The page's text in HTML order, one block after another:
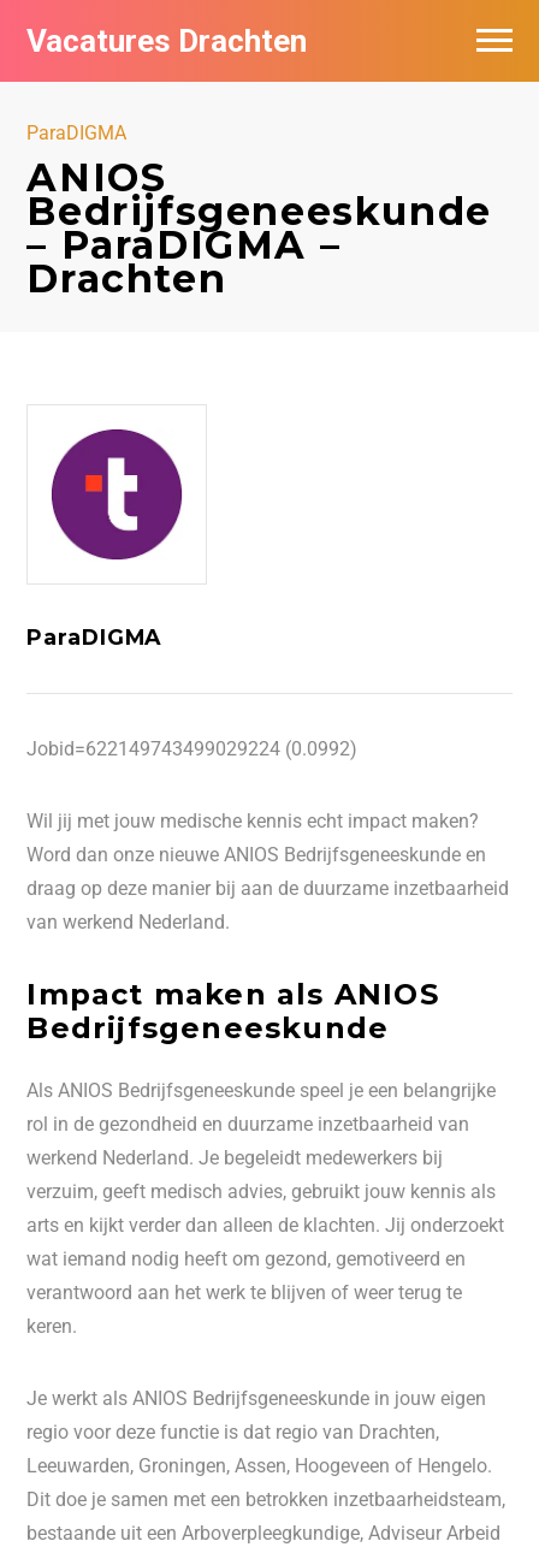
Vacatures Drachten
ParaDIGMA
ANIOS
Bedrijfsgeneeskunde
– ParaDIGMA –
Drachten
ParaDIGMA
Jobid=622149743499029224 (0.0992)
Wil jij met jouw medische kennis echt impact maken?
Word dan onze nieuwe ANIOS Bedrijfsgeneeskunde en
draag op deze manier bij aan de duurzame inzetbaarheid
van werkend Nederland.
Impact maken als ANIOS
Bedrijfsgeneeskunde
Als ANIOS Bedrijfsgeneeskunde speel je een belangrijke
rol in de gezondheid en duurzame inzetbaarheid van
werkend Nederland. Je begeleidt medewerkers bij
verzuim, geeft medisch advies, gebruikt jouw kennis als
arts en kijkt verder dan alleen de klachten. Jij onderzoekt
wat iemand nodig heeft om gezond, gemotiveerd en
verantwoord aan het werk te blijven of weer terug te
keren.
Je werkt als ANIOS Bedrijfsgeneeskunde in jouw eigen
regio voor deze functie is dat regio van Drachten,
Leeuwarden, Groningen, Assen, Hoogeveen of Hengelo.
Dit doe je samen met een betrokken inzetbaarheidsteam,
bestaande uit een Arboverpleegkundige, Adviseur Arbeid
Vacatures per bedrijf in Drachten
Nieuwsbrief feed